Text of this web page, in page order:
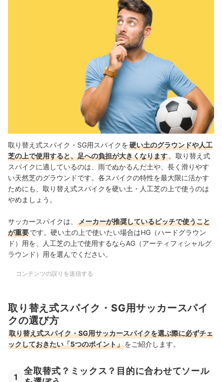
取り替え式スパイク・SG用スパイクを硬い土のグラウンドや人工
芝の上で使用すると、足への負担が大きくなります 。取り替え式
スパイクに適しているのは、雨でぬかるんだ土や、長く滑りやす
い天然芝のグラウンドです。各スパイクの特性を最大限に活かす
ためにも、取り替え式スパイクを硬い土・人工芝の上で使うのは
やめましょう。
サッカースパイクは、
メーカーが推奨しているピッチで使うこと
が重要です。硬い土の上で使いたい場合はHG（ハードグラウン
ド）用を、人工芝の上で使用するならAG（アーティフィシャルグ
ラウンド）用を選んでください。
コンテンツの誤りを送信する
取り替え式スパイク・SG用サッカースパイ
クの選び方
取り替え式スパイク・SG用サッカースパイクを選ぶ際に必ずチェ
ックしておきたい「5つのポイント」をご紹介します。
1
全取替式？ミックス？目的に合わせてソール